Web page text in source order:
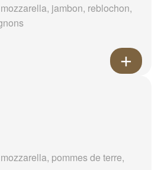
jambon, reblochon,
pommes de terre,